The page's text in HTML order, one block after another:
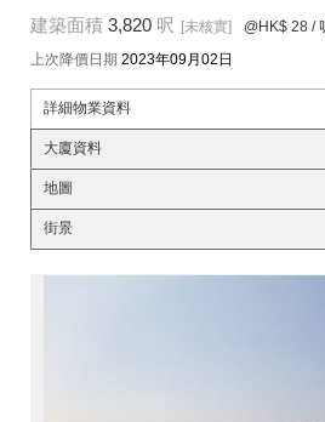
建築面積 3,820 呎 [未核實] @HK$ 28 /
上次降價日期 2023年09月02日
詳細物業資料
大廈資料
地圖
街景